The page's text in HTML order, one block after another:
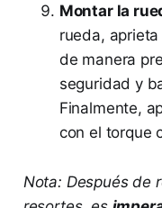
Montar la
rueda,
de manera
seguridad y
Finalmente,
con el torque
Nota: Después de